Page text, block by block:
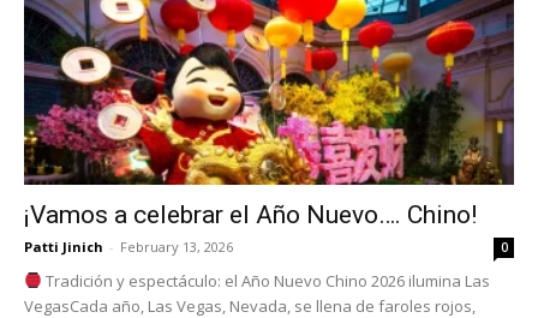
¡Vamos a celebrar el Año Nuevo…. Chino!
Patti Jinich - February 13, 2026 0
Tradición y espectáculo: el Año Nuevo Chino 2026 ilumina Las
VegasCada año, Las Vegas, Nevada, se llena de faroles rojos,